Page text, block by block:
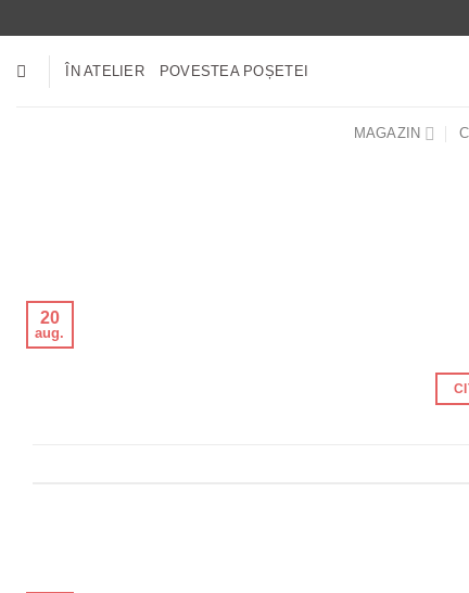
to
content
ÎN ATELIER POVESTEA POȘETEI
MAGAZIN
20
aug.